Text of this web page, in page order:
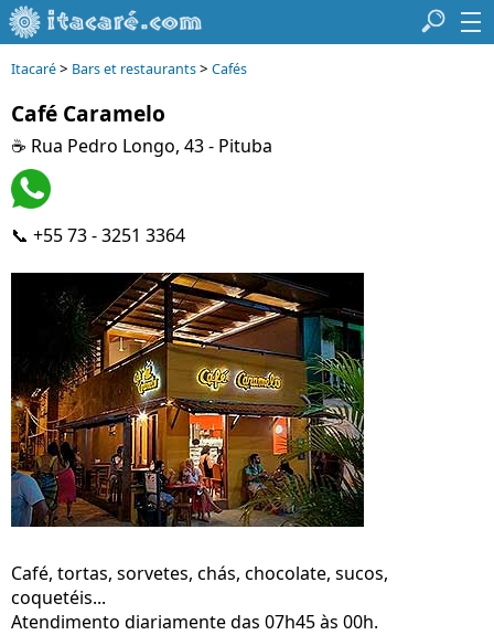
Itacaré> Bars et restaurants> Cafés
Café Caramelo
☕ Rua Pedro Longo, 43 - Pituba
📞 +55 73 - 3251 3364
Café, tortas, sorvetes, chás, chocolate, sucos,
coquetéis...
Atendimento diariamente das 07h45 às 00h.